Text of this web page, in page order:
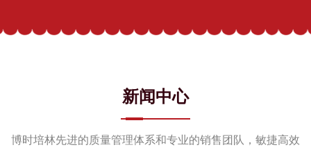
新闻中心
博时培林先进的质量管理体系和专业的销售团队，敏捷高效